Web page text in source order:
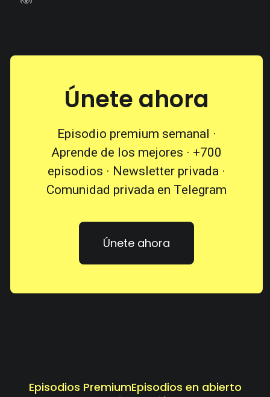
Únete ahora
Episodio premium semanal ·
Aprende de los mejores · +700
episodios · Newsletter privada ·
Comunidad privada en Telegram
Únete ahora
Episodios PremiumEpisodios en abierto